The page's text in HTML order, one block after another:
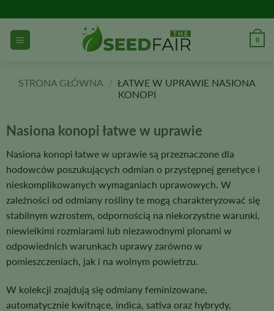
do
treści
0
STRONA GŁÓWNA / ŁATWE W UPRAWIE NASIONA
KONOPI
Nasiona konopi łatwe w uprawie
Nasiona konopi łatwe w uprawie są przeznaczone dla
hodowców poszukujących odmian o przystępnej genetyce i
nieskomplikowanych wymaganiach uprawowych. W
zależności od odmiany rośliny te mogą charakteryzować się
stabilnym wzrostem, odpornością na niekorzystne warunki,
niewielkimi rozmiarami lub niezawodnymi plonami w
odpowiednich warunkach uprawy zarówno w
pomieszczeniach, jak i na wolnym powietrzu.
W kolekcji znajdują się odmiany feminizowane,
automatycznie kwitnące, indica, sativa oraz hybrydy,